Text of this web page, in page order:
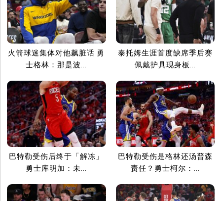
火箭球迷集体对他飙脏话 勇
士格林：那是波...
泰托姆生涯首度缺席季后赛
佩戴护具现身板...
巴特勒受伤后终于「解冻」
勇士库明加：未...
巴特勒受伤是格林还汤普森
责任？勇士柯尔：...